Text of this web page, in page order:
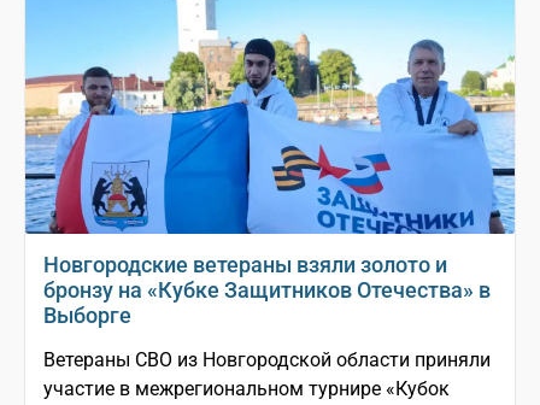
Новгородские ветераны взяли золото и
бронзу на «Кубке Защитников Отечества» в
Выборге
Ветераны СВО из Новгородской области приняли
участие в межрегиональном турнире «Кубок